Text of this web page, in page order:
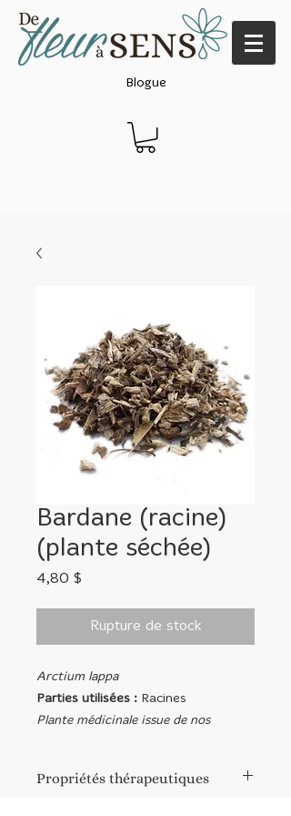
Blogue
Bardane (racine)
(plante séchée)
4,80 $
Rupture de stock
Arctium lappa
Parties utilisées : Racines
Plante médicinale issue de nos
© Image Herboristerie du Valmont
Propriétés thérapeutiques